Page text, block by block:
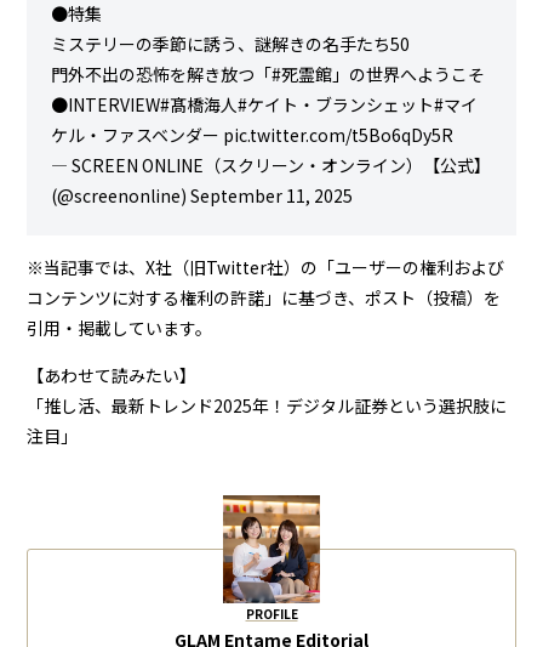
●特集
ミステリーの季節に誘う、謎解きの名手たち50
門外不出の恐怖を解き放つ「#死霊館 」の世界へようこそ
●INTERVIEW#髙橋海人#ケイト・ブランシェット#マイ
ケル・ファスベンダー pic.twitter.com/t5Bo6qDy5R
— SCREEN ONLINE（スクリーン・オンライン）【公式】
(@screenonline)September 11, 2025
※当記事では、X社（旧Twitter社）の「ユーザーの権利および
コンテンツに対する権利の許諾 」に基づき、ポスト（投稿）を
引用・掲載しています。
【あわせて読みたい】
「推し活、最新トレンド2025年！デジタル証券という選択肢に
注目」
PROFILE
GLAM Entame Editorial